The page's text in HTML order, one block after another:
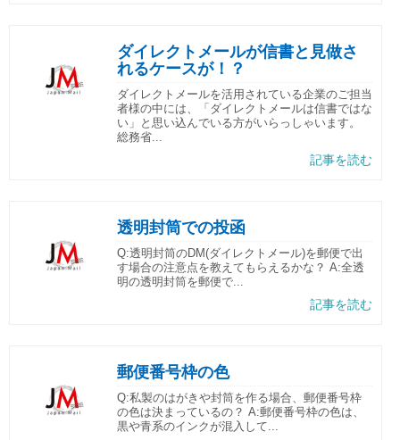
ダイレクトメールが信書と見做さ
れるケースが！？
ダイレクトメールを活用されている企業のご担当
者様の中には、「ダイレクトメールは信書ではな
い」と思い込んでいる方がいらっしゃいます。
総務省...
記事を読む
透明封筒での投函
Q:透明封筒のDM(ダイレクトメール)を郵便で出
す場合の注意点を教えてもらえるかな？ A:全透
明の透明封筒を郵便で...
記事を読む
郵便番号枠の色
Q:私製のはがきや封筒を作る場合、郵便番号枠
の色は決まっているの？ A:郵便番号枠の色は、
黒や青系のインクが混入して...